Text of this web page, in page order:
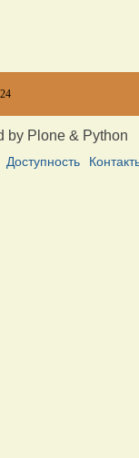
by Plone & Python
Доступность